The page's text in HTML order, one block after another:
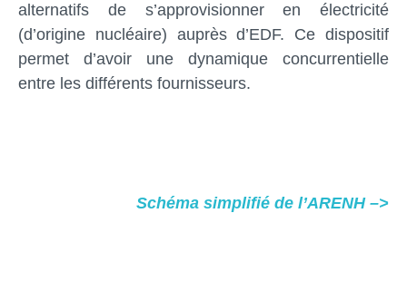
alternatifs de s’approvisionner en électricité
(d’origine nucléaire) auprès d’EDF. Ce dispositif
permet d’avoir une dynamique concurrentielle
entre les différents fournisseurs.
Schéma simplifié de l’ARENH–>